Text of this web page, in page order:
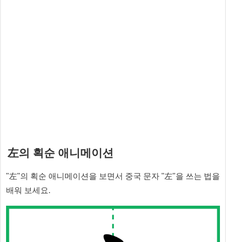
左의 획순 애니메이션
"左"의 획순 애니메이션을 보면서 중국 문자 "左"을 쓰는 법을
배워 보세요.